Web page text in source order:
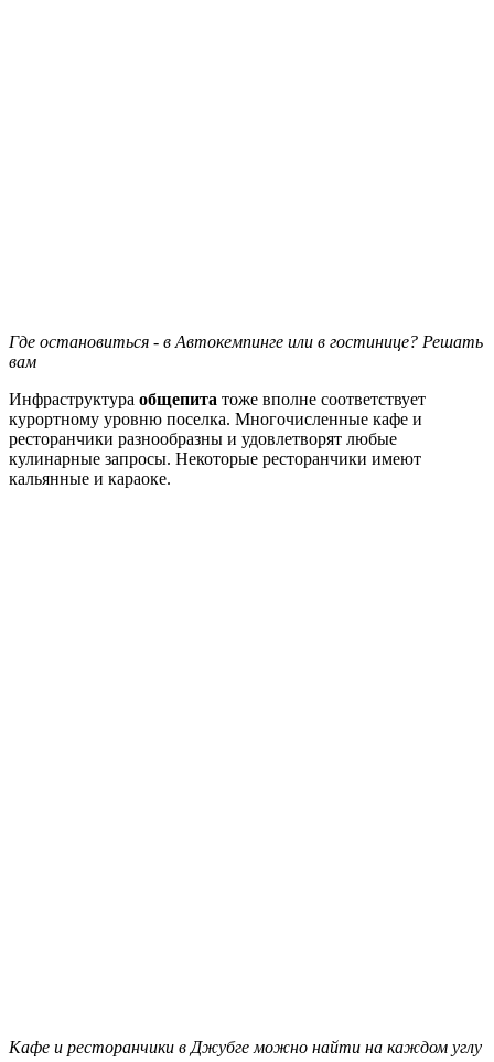
Где остановиться - в Автокемпинге или в гостинице? Решать
вам
Инфраструктура общепита тоже вполне соответствует
курортному уровню поселка. Многочисленные кафе и
ресторанчики разнообразны и удовлетворят любые
кулинарные запросы. Некоторые ресторанчики имеют
кальянные и караоке.
Кафе и ресторанчики в Джубге можно найти на каждом углу